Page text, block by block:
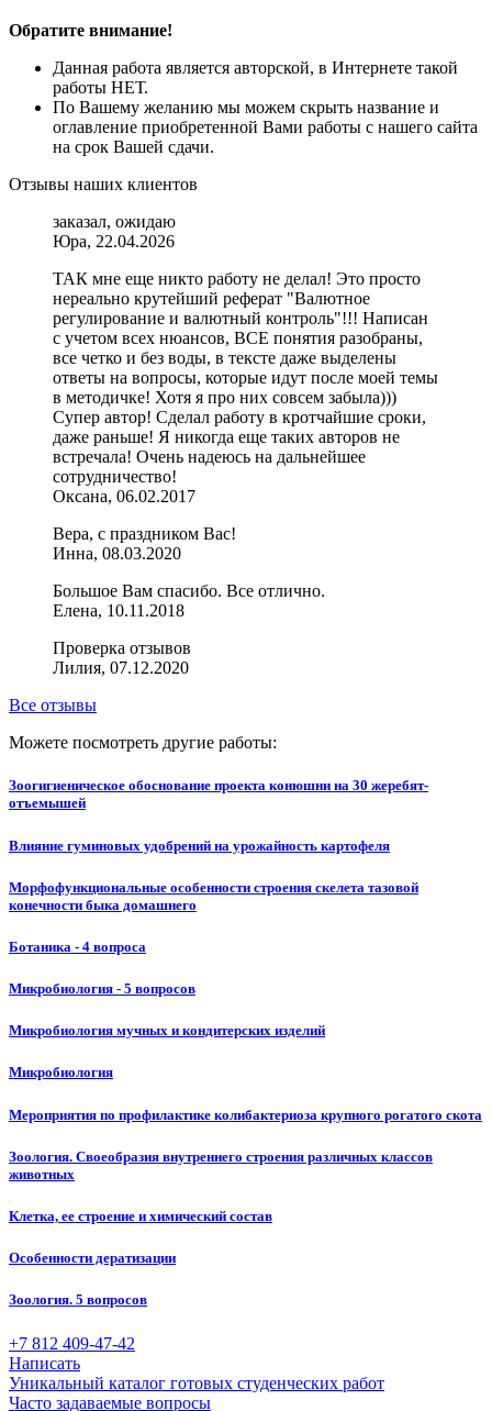
Обратите внимание!
Данная работа является авторской, в Интернете такой
работы НЕТ.
По Вашему желанию мы можем скрыть название и
оглавление приобретенной Вами работы с нашего сайта
на срок Вашей сдачи.
Отзывы наших клиентов
заказал, ожидаю
Юра, 22.04.2026
ТАК мне еще никто работу не делал! Это просто
нереально крутейший реферат "Валютное
регулирование и валютный контроль"!!! Написан
с учетом всех нюансов, ВСЕ понятия разобраны,
все четко и без воды, в тексте даже выделены
ответы на вопросы, которые идут после моей темы
в методичке! Хотя я про них совсем забыла)))
Супер автор! Сделал работу в кротчайшие сроки,
даже раньше! Я никогда еще таких авторов не
встречала! Очень надеюсь на дальнейшее
сотрудничество!
Оксана, 06.02.2017
Вера, с праздником Вас!
Инна, 08.03.2020
Большое Вам спасибо. Все отлично.
Елена, 10.11.2018
Проверка отзывов
Лилия, 07.12.2020
Все отзывы
Можете посмотреть другие работы:
Зоогигиеническое обоснование проекта конюшни на 30 жеребят-
отъемышей
Влияние гуминовых удобрений на урожайность картофеля
Морфофункциональные особенности строения скелета тазовой
конечности быка домашнего
Ботаника - 4 вопроса
Микробиология - 5 вопросов
Микробиология мучных и кондитерских изделий
Микробиология
Мероприятия по профилактике колибактериоза крупного рогатого скота
Зоология. Своеобразия внутреннего строения различных классов
животных
Клетка, ее строение и химический состав
Особенности дератизации
Зоология. 5 вопросов
+7 812 409-47-42
Написать
Уникальный каталог готовых студенческих работ
Часто задаваемые вопросы